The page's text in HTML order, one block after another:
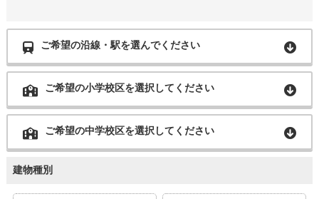
ご希望の沿線・駅を選んでください
ご希望の小学校区を選択してください
ご希望の中学校区を選択してください
建物種別